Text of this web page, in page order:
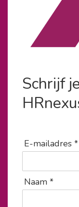
Schrijf
E-mailadres *
Naam *